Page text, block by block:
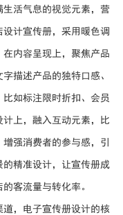
活气息的视觉元素，营
计宣传册，采用暖色调
内容呈现上，聚焦产品
描述产品的独特口感、
如标注限时折扣、会员
上，融入互动元素，比
强消费者的参与感，引
精准设计，让宣传册成
客流量与转化率。
，电子宣传册设计的核